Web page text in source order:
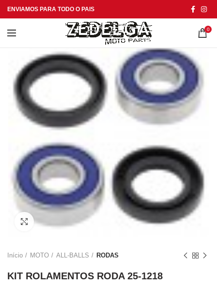
ENVIAMOS PARA TODO O PAIS
0
Click to enlarge
Início MOTO ALL-BALLS RODAS
KIT ROLAMENTOS RODA 25-1218